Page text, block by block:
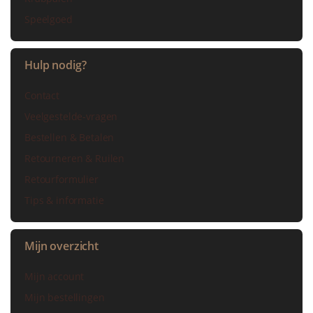
Speelgoed
Hulp nodig?
Contact
Veelgestelde-vragen
Bestellen & Betalen
Retourneren & Ruilen
Retourformulier
Tips & informatie
Mijn overzicht
Mijn account
Mijn bestellingen